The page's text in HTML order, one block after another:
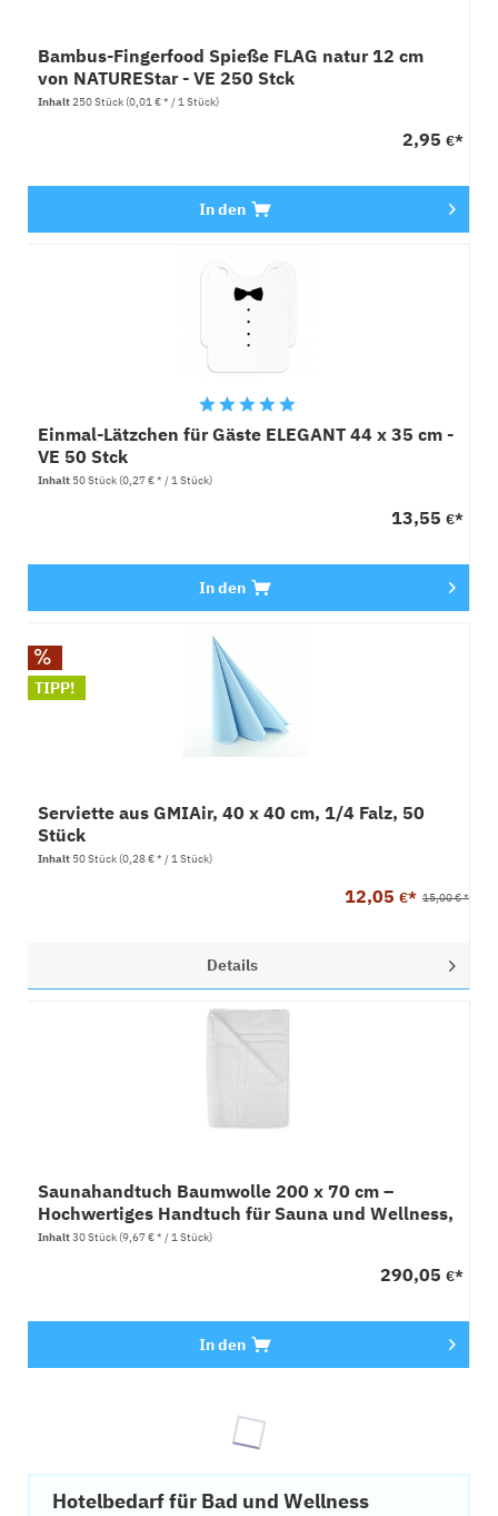
Bambus-Fingerfood Spieße FLAG natur 12 cm
von NATUREStar - VE 250 Stck
Inhalt250 Stück(0,01 € * / 1 Stück)
2,95 €*
In den
Einmal-Lätzchen für Gäste ELEGANT 44 x 35 cm -
VE 50 Stck
Inhalt 50 Stück(0,27 € * / 1 Stück)
13,55 €*
In den
TIPP!
Serviette aus GMIAir, 40 x 40 cm, 1/4 Falz, 50
Stück
Inhalt 50 Stück(0,28 € * / 1 Stück)
12,05 €* 15,00 € *
Details
Saunahandtuch Baumwolle 200 x 70 cm –
Hochwertiges Handtuch für Sauna und Wellness,
10x3 Stück
Inhalt30 Stück(9,67 € * / 1 Stück)
290,05 €*
In den
Hotelbedarf für Bad und Wellness